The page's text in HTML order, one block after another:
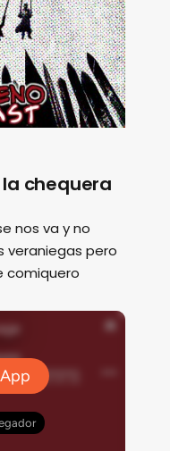
chequera
nos va y no
veraniegas pero
comiquero